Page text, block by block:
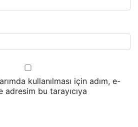
kullanılması için adım, e-
bu tarayıcıya